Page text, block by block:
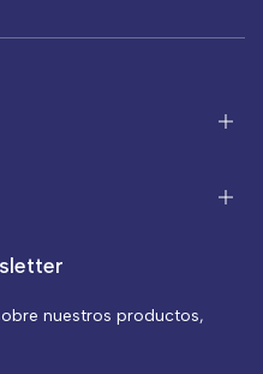
nuestros productos,